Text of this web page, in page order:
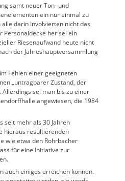
samt neuer Ton- und
ein nur einmal zu
darin Involvierten nicht das
Personaldecke her sei ein
Riesenaufwand heute nicht
der Jahreshauptversammlung
Fehlen einer geeigneten
„untragbarer Zustand, der
sei man bis zu einer
angewiesen, die 1984
seit mehr als 30 Jahren
hieraus resultierenden
wie etwa den Rohrbacher
für eine Initiative zur
auch einiges erreichen können.